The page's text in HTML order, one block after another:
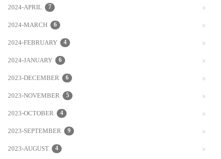
2024-APRIL 7
2024-MARCH 6
2024-FEBRUARY 4
2024-JANUARY 6
2023-DECEMBER 6
2023-NOVEMBER 5
2023-OCTOBER 4
2023-SEPTEMBER 9
2023-AUGUST 4